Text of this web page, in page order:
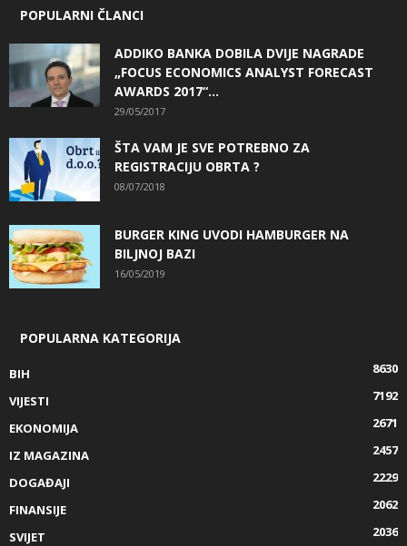
POPULARNI ČLANCI
ADDIKO BANKA DOBILA DVIJE NAGRADE
„FOCUS ECONOMICS ANALYST FORECAST
AWARDS 2017“...
29/05/2017
ŠTA VAM JE SVE POTREBNO ZA
REGISTRACIJU OBRTA ?
08/07/2018
BURGER KING UVODI HAMBURGER NA
BILJNOJ BAZI
16/05/2019
POPULARNA KATEGORIJA
BIH
8630
VIJESTI
7192
EKONOMIJA
2671
IZ MAGAZINA
2457
DOGAĐAJI
2229
FINANSIJE
2062
SVIJET
2036